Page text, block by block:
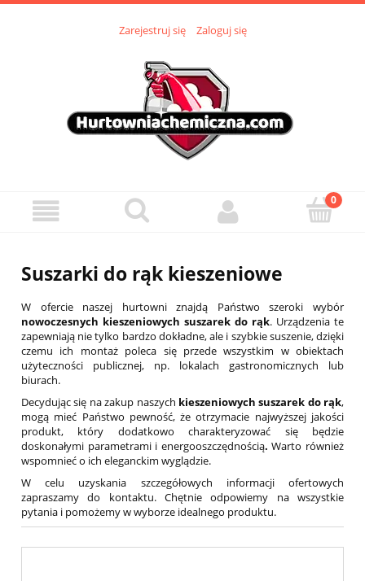
Zarejestruj się Zaloguj się
Suszarki do rąk kieszeniowe
W ofercie naszej hurtowni znajdą Państwo szeroki wybór
nowoczesnych kieszeniowych suszarek do rąk. Urządzenia te
zapewniają nie tylko bardzo dokładne, ale i szybkie suszenie, dzięki
czemu ich montaż poleca się przede wszystkim w obiektach
użyteczności publicznej, np. lokalach gastronomicznych lub
biurach.
Decydując się na zakup naszych kieszeniowych suszarek do rąk,
mogą mieć Państwo pewność, że otrzymacie najwyższej jakości
produkt, który dodatkowo charakteryzować się będzie
doskonałymi parametrami i energooszczędnością. Warto również
wspomnieć o ich eleganckim wyglądzie.
W celu uzyskania szczegółowych informacji ofertowych
zapraszamy do kontaktu. Chętnie odpowiemy na wszystkie
pytania i pomożemy w wyborze idealnego produktu.